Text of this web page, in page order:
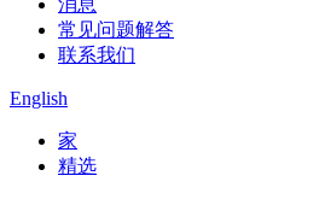
消息
常见问题解答
联系我们
English
家
精选